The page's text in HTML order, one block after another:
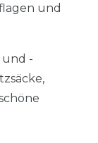
und
und -